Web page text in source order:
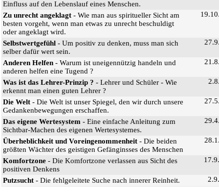
Einfluss auf den Lebenslauf eines Menschen.
Zu unrecht angeklagt - Wie man aus spiritueller Sicht am
besten vorgeht, wenn man etwas zu unrecht beschuldigt
oder angeklagt wird.
Selbstwertgefühl - Um positiv zu denken, muss man sich
selber dafür wert sein.
Anderen Helfen - Warum ist uneigennützig handeln und
anderen helfen eine Tugend ?
Was ist das Lehrer-Prinzip ? - Lehrer und Schüler - Wie
erkennt man einen guten Lehrer ?
Die Welt - Die Welt ist unser Spiegel, den wir durch unsere
Gedankenbewegungen erschaffen.
Das eigene Wertesystem - Eine einfache Anleitung zum
Sichtbar-Machen des eigenen Wertesystemes.
Überheblichkeit und Voreingenommenheit - Die beiden
größten Wächter des geistigen Gefänginsses des Menschen
Komfortzone - Die Komfortzone verlassen aus Sicht des
positiven Denkens
Putzsucht - Die fehlgeleitete Suche nach innerer Reinheit.